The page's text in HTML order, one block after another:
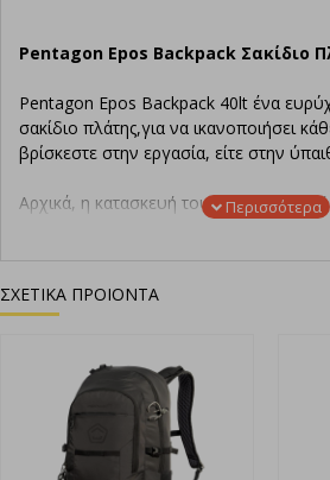
Pentagon Epos Backpack Σακίδιο
Pentagon Epos Backpack 40lt ένα
σακίδιο πλάτης,για να ικανοποιήσει
βρίσκεστε στην εργασία, είτε στην
Αρχικά, η κατασκευή του από
Επιπροσθέτως, το μπροστινό
βασικά κομμάτια του εξοπλισμού σας
Επιπλέον, διαθέτει θήκη με φερμουάρ
πλευρικές τσέπες μπουκαλιών με
hook and loop patch στο πάνω μέρος
ΣΧΕΤΙΚΑ ΠΡΟΙΟΝΤΑ